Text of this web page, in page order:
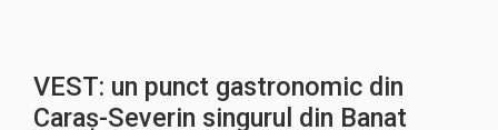
VEST: un punct gastronomic din
Caraș-Severin singurul din Banat